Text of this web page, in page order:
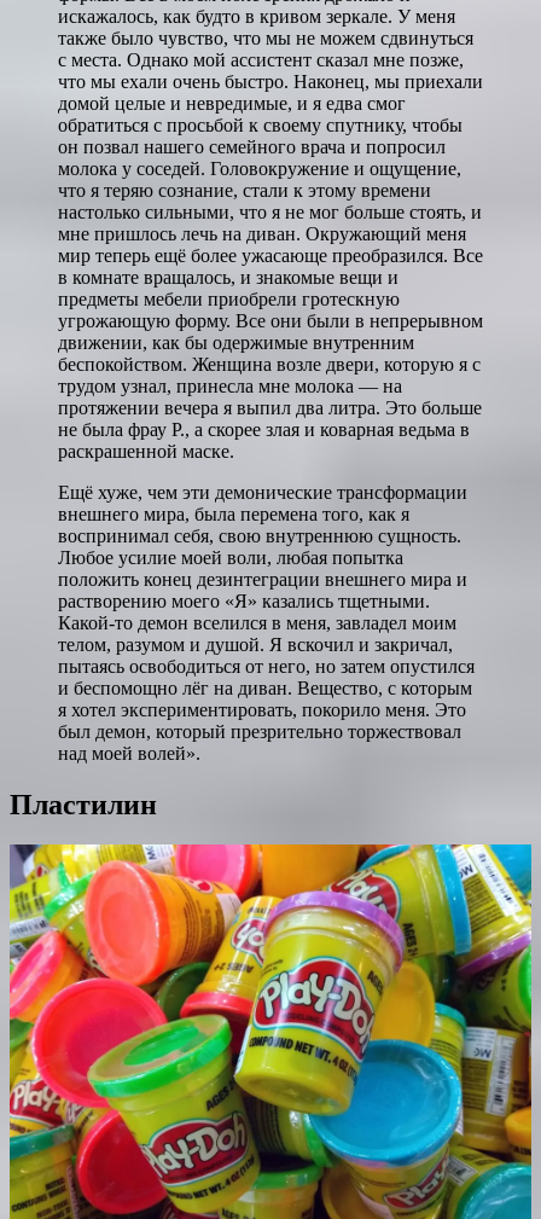
искажалось, как будто в кривом зеркале. У меня
также было чувство, что мы не можем сдвинуться
с места. Однако мой ассистент сказал мне позже,
что мы ехали очень быстро. Наконец, мы приехали
домой целые и невредимые, и я едва смог
обратиться с просьбой к своему спутнику, чтобы
он позвал нашего семейного врача и попросил
молока у соседей. Головокружение и ощущение,
что я теряю сознание, стали к этому времени
настолько сильными, что я не мог больше стоять, и
мне пришлось лечь на диван. Окружающий меня
мир теперь ещё более ужасающе преобразился. Все
в комнате вращалось, и знакомые вещи и
предметы мебели приобрели гротескную
угрожающую форму. Все они были в непрерывном
движении, как бы одержимые внутренним
беспокойством. Женщина возле двери, которую я с
трудом узнал, принесла мне молока — на
протяжении вечера я выпил два литра. Это больше
не была фрау Р., а скорее злая и коварная ведьма в
раскрашенной маске.
Ещё хуже, чем эти демонические трансформации
внешнего мира, была перемена того, как я
воспринимал себя, свою внутреннюю сущность.
Любое усилие моей воли, любая попытка
положить конец дезинтеграции внешнего мира и
растворению моего «Я» казались тщетными.
Какой-то демон вселился в меня, завладел моим
телом, разумом и душой. Я вскочил и закричал,
пытаясь освободиться от него, но затем опустился
и беспомощно лёг на диван. Вещество, с которым
я хотел экспериментировать, покорило меня. Это
был демон, который презрительно торжествовал
над моей волей».
Пластилин